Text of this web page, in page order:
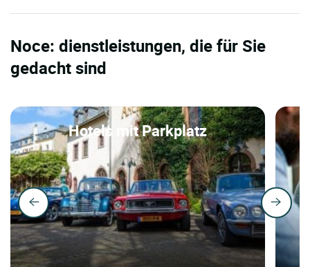
Noce: dienstleistungen, die für Sie
gedacht sind
Hotels mit Parkplatz